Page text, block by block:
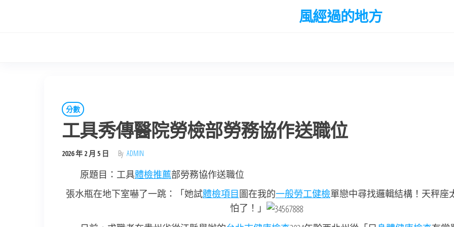
風經過的地方
分數
工具秀傳醫院勞檢部勞務協作送職位
2026 年 2 月 5 日 By ADMIN
原題目：工具體檢推薦部勞務協作送職位
張水瓶在地下室嚇了一跳：「她試體檢項目圖在我的一般勞工健檢單戀中尋找邏輯結構！天秤座
怕了！」